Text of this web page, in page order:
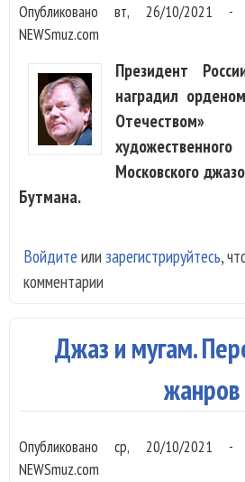
Опубликовановт, 26/10/2021 -
NEWSmuz.com
Президент
наградил
Московского
Бутмана.
Войдите или зарегистрируйтесь,
комментарии
Джаз и мугам.
жанров
Опубликованоср, 20/10/2021 -
NEWSmuz.com